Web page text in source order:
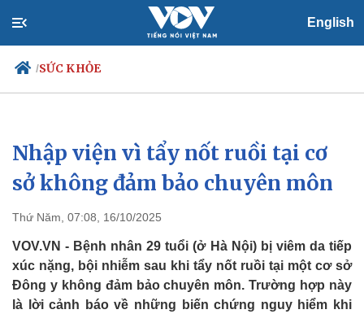
English
/SỨC KHỎE
Chính trị
Đảng
Tổ chức nhân sự
Nhận diện sự thật
Xã hội
Tin 24h
Dự báo thời tiết
Việc làm
Biển đảo
Nhập viện vì tẩy nốt ruồi tại cơ
sở không đảm bảo chuyên môn
Thứ Năm, 07:08, 16/10/2025
VOV.VN - Bệnh nhân 29 tuổi (ở Hà Nội) bị viêm da tiếp
xúc nặng, bội nhiễm sau khi tẩy nốt ruồi tại một cơ sở
Đông y không đảm bảo chuyên môn. Trường hợp này
là lời cảnh báo về những biến chứng nguy hiểm khi